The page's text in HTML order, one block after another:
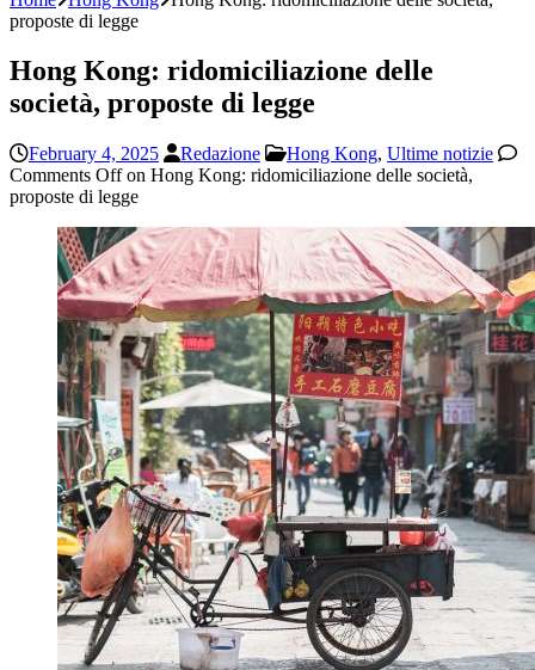
proposte di legge
Hong Kong: ridomiciliazione delle
società, proposte di legge
February 4, 2025 Redazione Hong Kong, Ultime notizie
Comments Offon Hong Kong: ridomiciliazione delle società,
proposte di legge